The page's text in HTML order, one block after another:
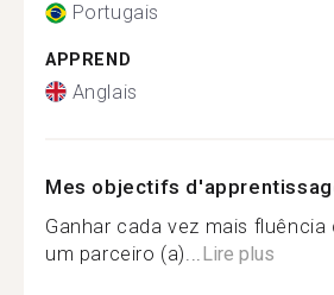
Portugais
APPREND
Anglais
Mes objectifs
Ganhar cada vez mais fluência
um parceiro (a)... Lire plus